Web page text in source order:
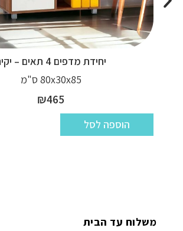
יחידת מדפים 4 תאים – יקיר
80x30x85 ס"מ
₪465
הוספה לסל
משלוח עד הבית